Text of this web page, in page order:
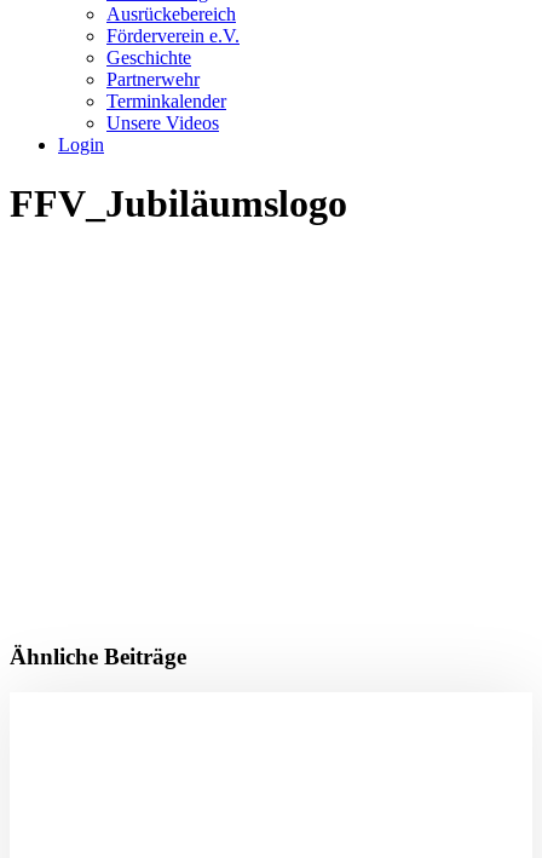
Ausrückebereich
Förderverein e.V.
Geschichte
Partnerwehr
Terminkalender
Unsere Videos
Login
FFV_Jubiläumslogo
Ähnliche Beiträge